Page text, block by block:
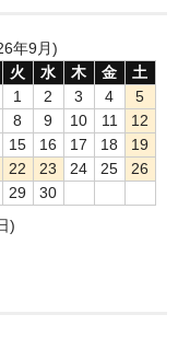
年9月)
火 水 木 金
土
1
2 3 4
5
8 9 10 11
12
15 16 17 18
19
22 23 24 25
26
29
30
)